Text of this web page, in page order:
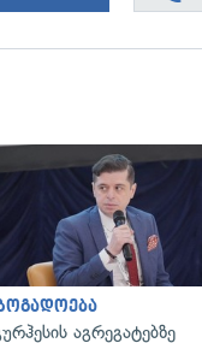
აგრეგატებზე